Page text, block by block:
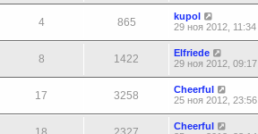
4 865
kupol
29 ноя 2012, 11:34
8 1422
Elfriede
29 ноя 2012, 09:17
17 3258
Cheerful
25 ноя 2012, 23:56
Cheerful